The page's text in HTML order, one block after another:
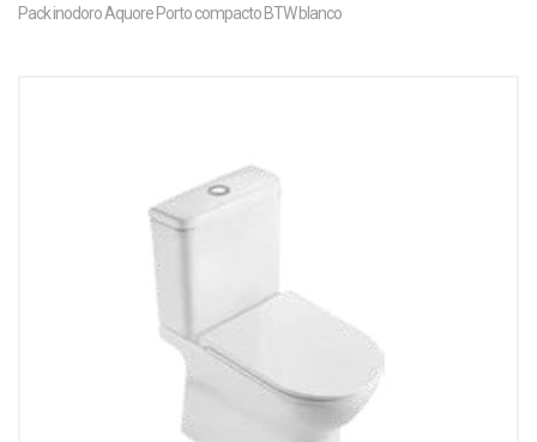
Pack inodoro Aquore Porto compacto BTW blanco